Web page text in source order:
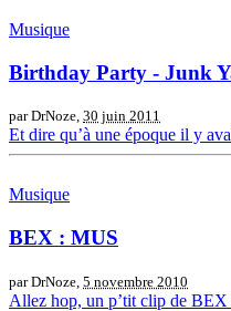
Musique
Birthday Party - Junk
par DrNoze, 30 juin 2011
Et dire qu’à une époque il y
Musique
BEX : MUS
par DrNoze, 5 novembre 2010
Allez hop, un p’tit clip de BEX